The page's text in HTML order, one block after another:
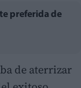
preferida de
de aterrizar